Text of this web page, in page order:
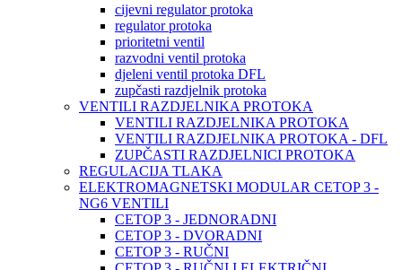
cijevni regulator protoka
regulator protoka
prioritetni ventil
razvodni ventil protoka
djeleni ventil protoka DFL
zupčasti razdjelnik protoka
VENTILI RAZDJELNIKA PROTOKA
VENTILI RAZDJELNIKA PROTOKA
VENTILI RAZDJELNIKA PROTOKA - DFL
ZUPČASTI RAZDJELNICI PROTOKA
REGULACIJA TLAKA
ELEKTROMAGNETSKI MODULAR CETOP 3 -
NG6 VENTILI
CETOP 3 - JEDNORADNI
CETOP 3 - DVORADNI
CETOP 3 - RUČNI